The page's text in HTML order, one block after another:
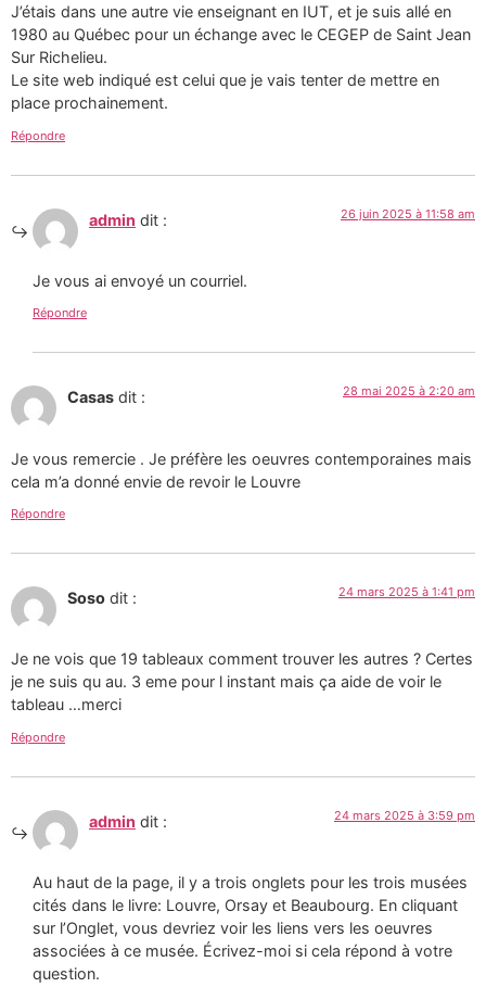
J’étais dans une autre vie enseignant en IUT, et je suis allé en
1980 au Québec pour un échange avec le CEGEP de Saint Jean
Sur Richelieu.
Le site web indiqué est celui que je vais tenter de mettre en
place prochainement.
Répondre
admin dit : 26 juin 2025 à 11:58 am
Je vous ai envoyé un courriel.
Répondre
Casas dit : 28 mai 2025 à 2:20 am
Je vous remercie . Je préfère les oeuvres contemporaines mais
cela m’a donné envie de revoir le Louvre
Répondre
Soso dit : 24 mars 2025 à 1:41 pm
Je ne vois que 19 tableaux comment trouver les autres ? Certes
je ne suis qu au. 3 eme pour l instant mais ça aide de voir le
tableau …merci
Répondre
admin dit : 24 mars 2025 à 3:59 pm
Au haut de la page, il y a trois onglets pour les trois musées
cités dans le livre: Louvre, Orsay et Beaubourg. En cliquant
sur l’Onglet, vous devriez voir les liens vers les oeuvres
associées à ce musée. Écrivez-moi si cela répond à votre
question.